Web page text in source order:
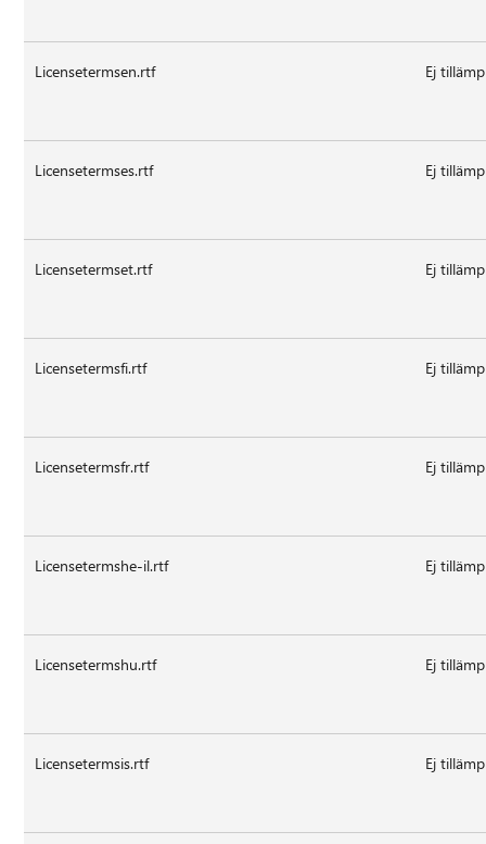
Licensetermsen.rtf Ej
Licensetermses.rtf Ej
Licensetermset.rtf Ej
Licensetermsfi.rtf Ej
Licensetermsfr.rtf Ej
Licensetermshe-il.rtf Ej
Licensetermshu.rtf Ej
Licensetermsis.rtf Ej